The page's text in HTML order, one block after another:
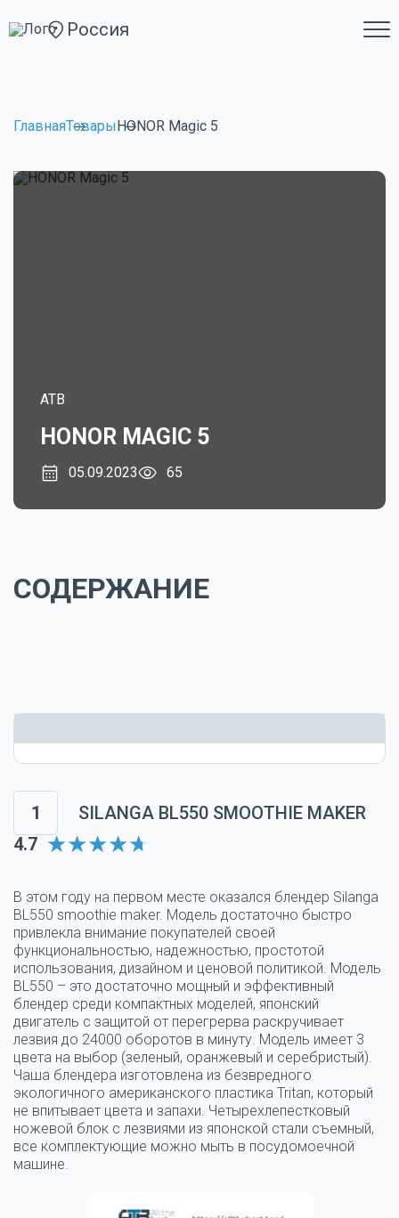
Россия
ГлавнаяТоварыHONOR Magic 5
ATB
HONOR MAGIC 5
05.09.2023 65
СОДЕРЖАНИЕ
1
SILANGA BL550 SMOOTHIE MAKER
4.7
В этом году на первом месте оказался блендер Silanga
BL550 smoothie maker. Модель достаточно быстро
привлекла внимание покупателей своей
функциональностью, надежностью, простотой
использования, дизайном и ценовой политикой. Модель
BL550 – это достаточно мощный и эффективный
блендер среди компактных моделей, японский
двигатель с защитой от перегрерва раскручивает
лезвия до 24000 оборотов в минуту. Модель имеет 3
цвета на выбор (зеленый, оранжевый и серебристый).
Чаша блендера изготовлена из безвредного
экологичного американского пластика Tritan, который
не впитывает цвета и запахи. Четырехлепестковый
ножевой блок с лезвиями из японской стали съемный,
все комплектующие можно мыть в посудомоечной
машине.